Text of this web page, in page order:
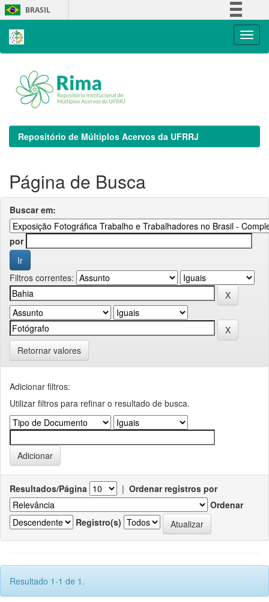
Skip
navigation
BRASIL
Repositório de Múltiplos Acervos da UFRRJ
Página de Busca
Buscar em:
por
Filtros correntes:
Retornar valores
Adicionar filtros:
Utilizar filtros para refinar o resultado de busca.
Resultados/Página | Ordenar registros por
Ordenar
Registro(s)
Resultado 1-1 de 1.